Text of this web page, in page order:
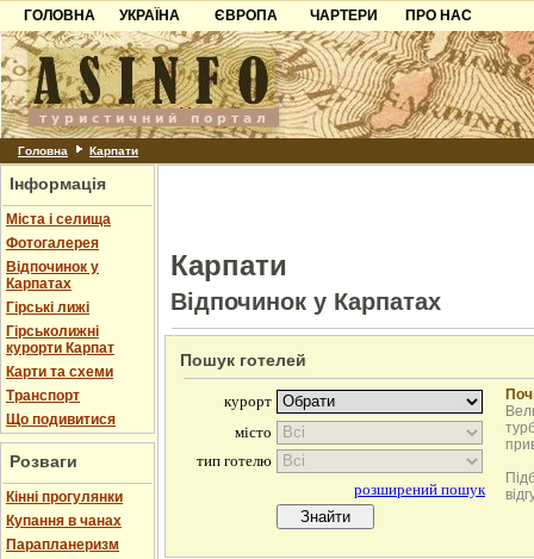
ГОЛОВНА
УКРАЇНА
Карпати
Азов
Причорноморря
Шацьк
ЄВРОПА
Чорногорія
Хорватія
Болгарія
ЧАРТЕРИ
ПРО НАС
Контакти
Партнерам
Додати готель
Головна Карпати
Інформація
Міста і селища
Фотогалерея
Відпочинок у
Карпатах
Гірські лижі
Гірськолижні
курорти Карпат
Карти та схеми
Транспорт
Що подивитися
Розваги
Кінні прогулянки
Купання в чанах
Парапланеризм
Карпати
Відпочинок у Карпатах
Пошук готелей